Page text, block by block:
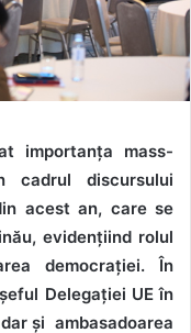
importanța mass-
cadrul discursului
acest an, care se
evidențiind rolul
democrației. În
Delegației UE în
și ambasadoarea